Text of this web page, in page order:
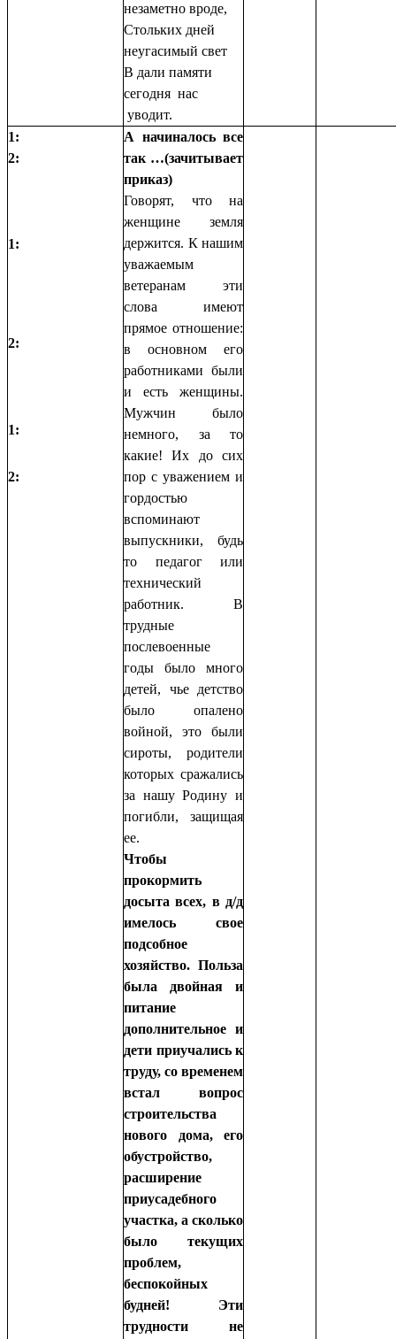
незаметно вроде,
Стольких дней
неугасимый свет
В дали памяти
сегодня нас
уводит.
1:
2:
1:
2:
1:
2:
А начиналось все
так …(зачитывает
приказ)
Говорят, что на
женщине земля
держится. К нашим
уважаемым
ветеранам эти
слова имеют
прямое отношение:
в основном его
работниками были
и есть женщины.
Мужчин было
немного, за то
какие! Их до сих
пор с уважением и
гордостью
вспоминают
выпускники, будь
то педагог или
технический
работник. В
трудные
послевоенные
годы было много
детей, чье детство
было опалено
войной, это были
сироты, родители
которых сражались
за нашу Родину и
погибли, защищая
ее.
Чтобы
прокормить
досыта всех, в д/д
имелось свое
подсобное
хозяйство. Польза
была двойная и
питание
дополнительное и
дети приучались к
труду, со временем
встал вопрос
строительства
нового дома, его
обустройство,
расширение
приусадебного
участка, а сколько
было текущих
проблем,
беспокойных
будней! Эти
трудности не